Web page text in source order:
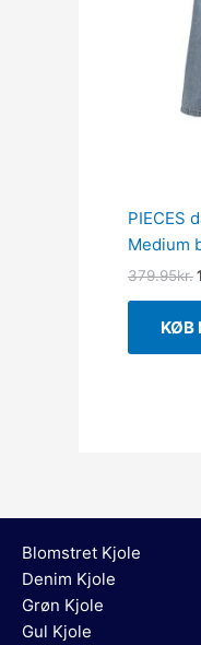
PIECES
Medium
379.95kr.
KØB
Blomstret Kjole
Denim Kjole
Grøn Kjole
Gul Kjole